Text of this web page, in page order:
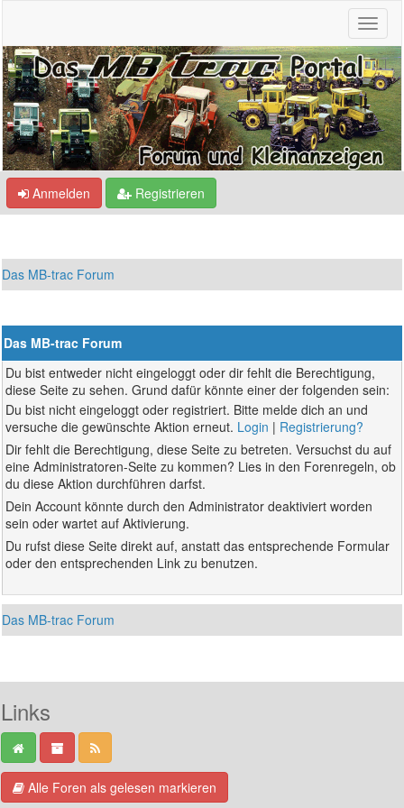
Anmelden Registrieren
Das MB-trac Forum
Das MB-trac Forum
Du bist entweder nicht eingeloggt oder dir fehlt die Berechtigung,
diese Seite zu sehen. Grund dafür könnte einer der folgenden sein:
Du bist nicht eingeloggt oder registriert. Bitte melde dich an und
versuche die gewünschte Aktion erneut. Login | Registrierung?
Dir fehlt die Berechtigung, diese Seite zu betreten. Versuchst du auf
eine Administratoren-Seite zu kommen? Lies in den Forenregeln, ob
du diese Aktion durchführen darfst.
Dein Account könnte durch den Administrator deaktiviert worden
sein oder wartet auf Aktivierung.
Du rufst diese Seite direkt auf, anstatt das entsprechende Formular
oder den entsprechenden Link zu benutzen.
Das MB-trac Forum
Links
Alle Foren als gelesen markieren